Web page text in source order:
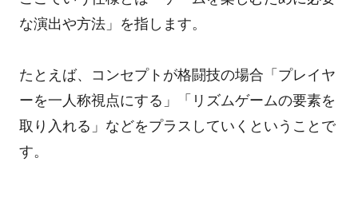
な演出や方法」を指します。
たとえば、コンセプトが格闘技の場合「プレイヤ
ーを一人称視点にする」「リズムゲームの要素を
取り入れる」などをプラスしていくということで
す。